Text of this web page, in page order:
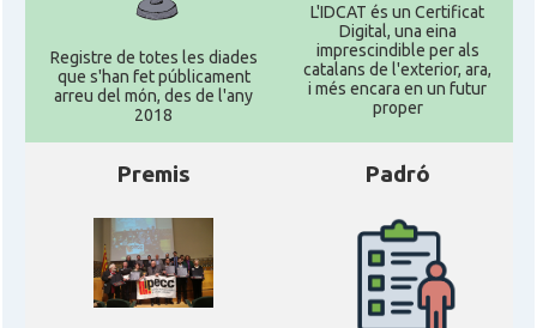
Registre de totes les diades
que s'han fet públicament
arreu del món, des de l'any
2018
L'IDCAT és un Certificat
Digital, una eina
imprescindible per als
catalans de l'exterior, ara,
i més encara en un futur
proper
Premis Padró